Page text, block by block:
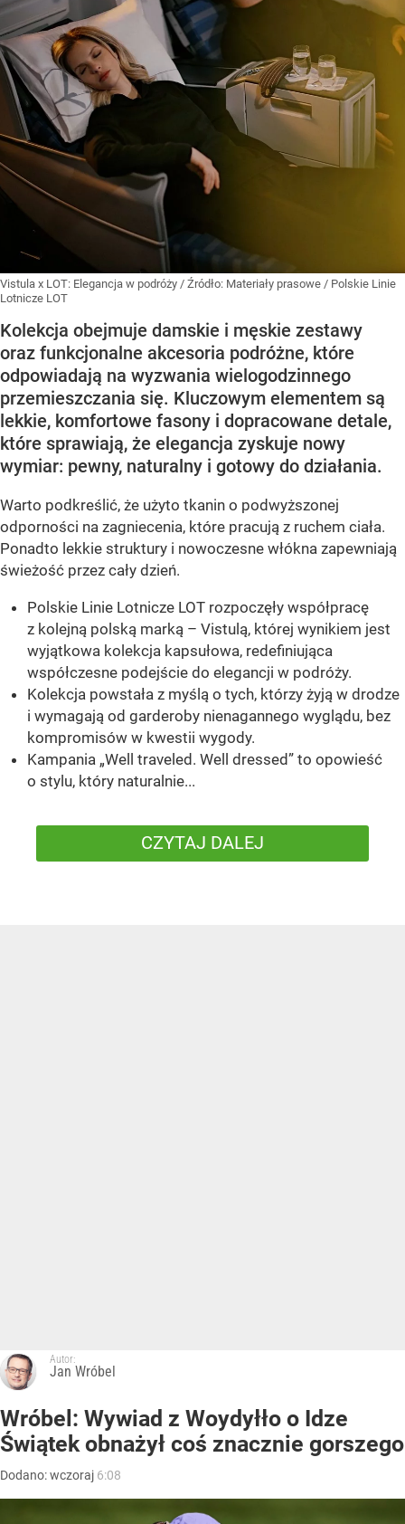
Vistula x LOT: Elegancja w podróży / Źródło: Materiały prasowe / Polskie Linie
Lotnicze LOT
Kolekcja obejmuje damskie i męskie zestawy
oraz funkcjonalne akcesoria podróżne, które
odpowiadają na wyzwania wielogodzinnego
przemieszczania się. Kluczowym elementem są
lekkie, komfortowe fasony i dopracowane detale,
które sprawiają, że elegancja zyskuje nowy
wymiar: pewny, naturalny i gotowy do działania.
Warto podkreślić, że użyto tkanin o podwyższonej
odporności na zagniecenia, które pracują z ruchem ciała.
Ponadto lekkie struktury i nowoczesne włókna zapewniają
świeżość przez cały dzień.
Polskie Linie Lotnicze LOT rozpoczęły współpracę
z kolejną polską marką – Vistulą, której wynikiem jest
wyjątkowa kolekcja kapsułowa, redefiniująca
współczesne podejście do elegancji w podróży.
Kolekcja powstała z myślą o tych, którzy żyją w drodze
i wymagają od garderoby nienagannego wyglądu, bez
kompromisów w kwestii wygody.
Kampania „Well traveled. Well dressed” to opowieść
o stylu, który naturalnie...
CZYTAJ DALEJ
Autor:
Jan Wróbel
Wróbel: Wywiad z Woydyłło o Idze
Świątek obnażył coś znacznie gorszego
Dodano:wczoraj 6:08